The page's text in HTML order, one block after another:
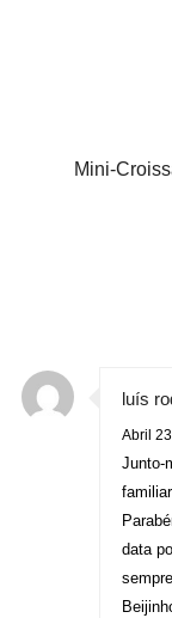
Mini-
luís
Abril
Junto-
data